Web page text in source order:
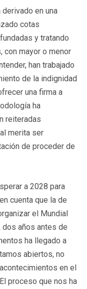
en una
cotas
y tratando
con mayor o menor
han trabajado
de la indignidad
una firma a
ha
reiteradas
merita ser
de proceder de
a 2028 para
cuenta que la de
el Mundial
dos años antes de
ha llegado a
abiertos, no
en el
proceso que nos ha